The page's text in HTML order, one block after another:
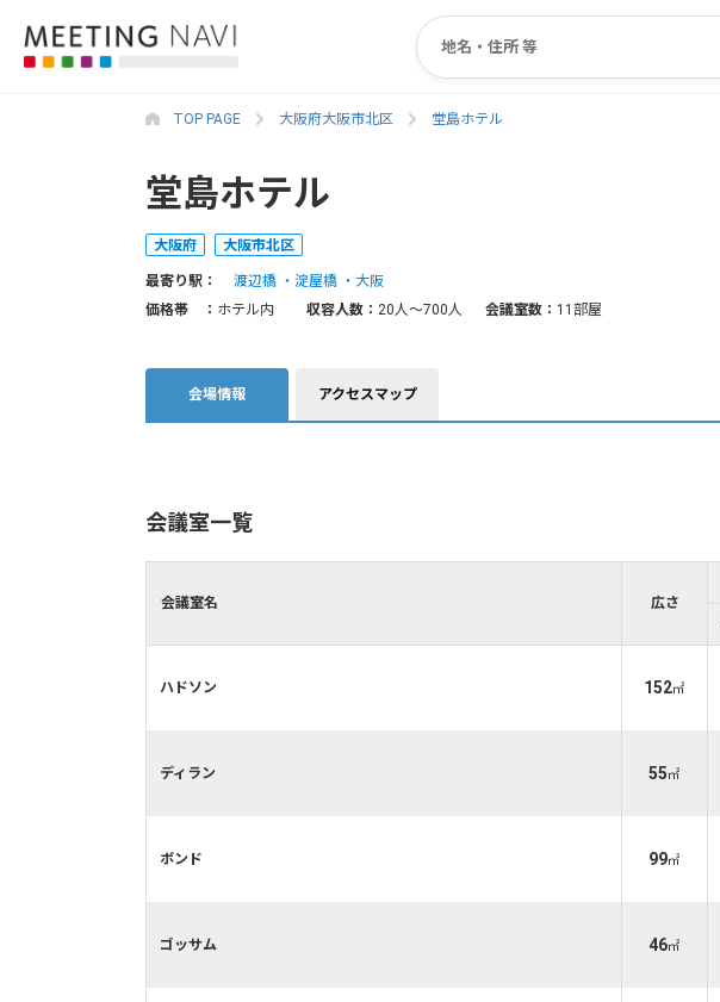
TOP PAGE 大阪府大阪市北区 堂島ホテル
堂島ホテル
大阪府 大阪市北区
最寄り駅： 渡辺橋 淀屋橋
大阪
価格帯 ： ホテル内 収容人数： 20人〜700人 会議室数： 11部屋
会場情報 アクセスマップ
会議室一覧
会議室名 広さ
ハドソン 152㎡
ディラン 55㎡
ボンド 99㎡
ゴッサム 46㎡